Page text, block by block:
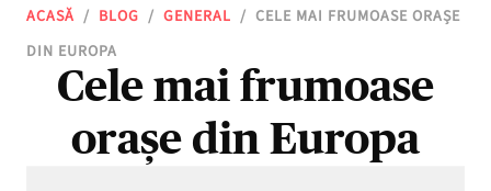
ACASĂ / BLOG / GENERAL / CELE MAI FRUMOASE ORAȘE
DIN EUROPA
Cele mai frumoase
orașe din Europa